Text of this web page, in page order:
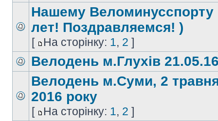
Нашему Веломинусспорту
лет! Поздравляемся! )
[ На сторінку: 1, 2 ]
Велодень м.Глухів
Велодень м.Суми, 2
2016 року
[ На сторінку: 1, 2 ]